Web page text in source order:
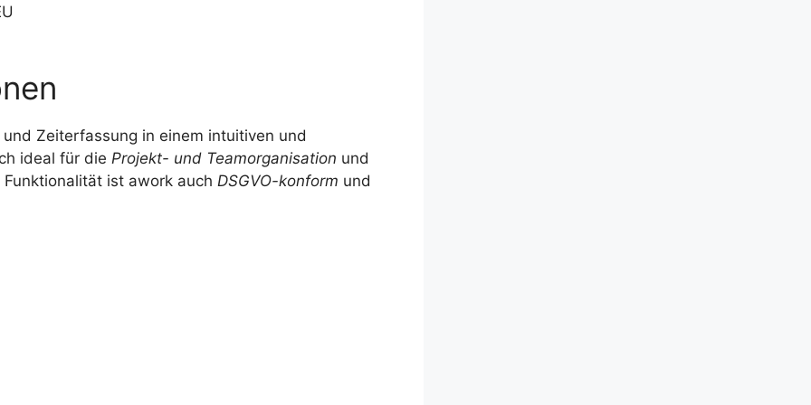
Zeiterfassung in einem intuitiven und
ideal für die Projekt- und Teamorganisation und
ist awork auch DSGVO-konform und